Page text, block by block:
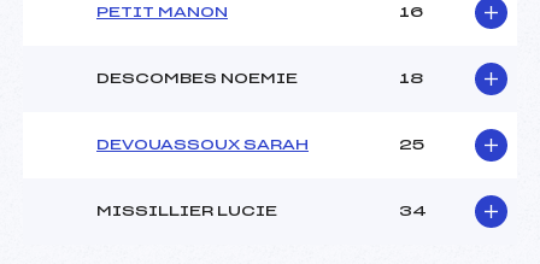
PETIT MANON 16
DESCOMBES NOEMIE 18
DEVOUASSOUX SARAH 25
MISSILLIER LUCIE 34